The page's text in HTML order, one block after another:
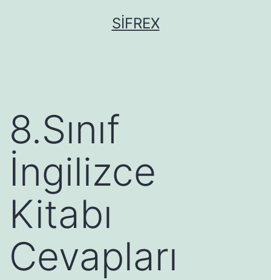
SIFREX
8.Sınıf
İngilizce
Kitabı
Cevapları